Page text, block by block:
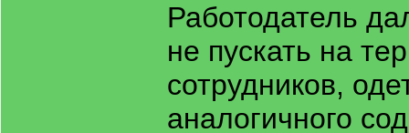
Работодатель
не пускать на
сотрудников,
аналогичного